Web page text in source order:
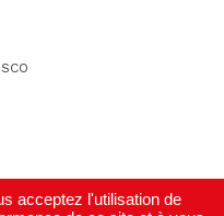
acceptez l'utilisation de